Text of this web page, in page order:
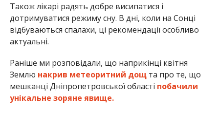
Також лікарі радять добре висипатися і
дотримуватися режиму сну. В дні, коли на Сонці
відбуваються спалахи, ці рекомендації особливо
актуальні.
Раніше ми розповідали, що наприкінці квітня
Землю накрив метеоритний дощта про те, що
мешканці Дніпропетровської області побачили
унікальне зоряне явище.